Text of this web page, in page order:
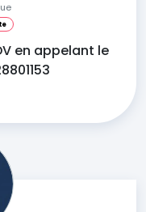
en appelant le